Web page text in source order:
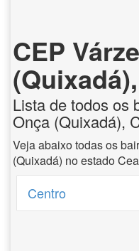
CEP
Lista de todos os
Onça (Quixadá),
Veja abaixo todas os
(Quixadá) no estado
Centro